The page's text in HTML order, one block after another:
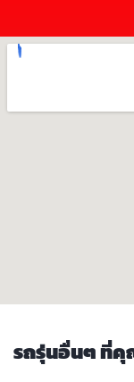
รถรุ่นอื่นๆ ที่คุ